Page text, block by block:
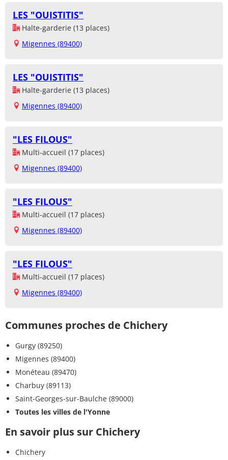
LES "OUISTITIS"
Halte-garderie (13 places)
Migennes (89400)
LES "OUISTITIS"
Halte-garderie (13 places)
Migennes (89400)
"LES FILOUS"
Multi-accueil (17 places)
Migennes (89400)
"LES FILOUS"
Multi-accueil (17 places)
Migennes (89400)
"LES FILOUS"
Multi-accueil (17 places)
Migennes (89400)
Communes proches de Chichery
Gurgy (89250)
Migennes (89400)
Monéteau (89470)
Charbuy (89113)
Saint-Georges-sur-Baulche (89000)
Toutes les villes de l'Yonne
En savoir plus sur Chichery
Chichery